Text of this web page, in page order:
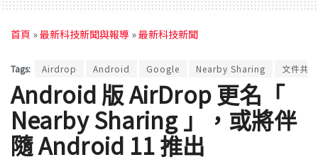
首頁 »最新科技新聞與報導 »最新科技新聞
Tags: Airdrop Android Google Nearby Sharing 文件共享
Android 版 AirDrop 更名「
Nearby Sharing 」，或將伴
隨 Android 11 推出